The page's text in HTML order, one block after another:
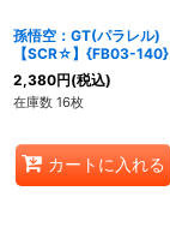
孫悟空：GT(パラレル)
【SCR☆】{FB03-140}
2,380円(税込)
在庫数 16枚
カートに入れる